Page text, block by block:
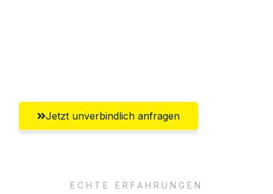
Jetzt unverbindlich anfragen
ECHTE ERFAHRUNGEN